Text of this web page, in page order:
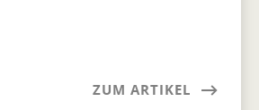
ZUM ARTIKEL